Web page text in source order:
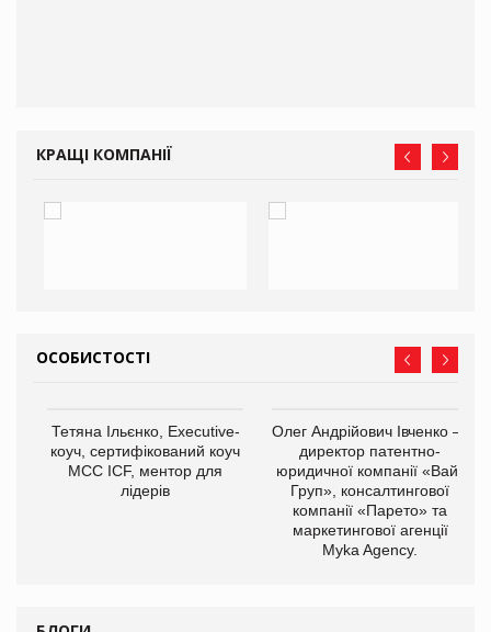
КРАЩІ КОМПАНІЇ
ОСОБИСТОСТІ
Тетяна Ільєнко, Executive-
коуч, сертифікований коуч
МСС ICF, ментор для
лідерів
Олег Андрійович Івченко —
директор патентно-
юридичної компанії «Вайз
Груп», консалтингової
компанії «Парето» та
маркетингової агенції
Myka Agency.